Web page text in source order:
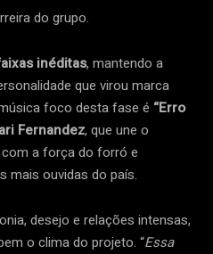
do grupo.
inéditas, mantendo a
que virou marca
foco desta fase é “Erro
Fernandez, que une o
a força do forró e
mais ouvidas do país.
desejo e relações intensas,
o clima do projeto. “Essa